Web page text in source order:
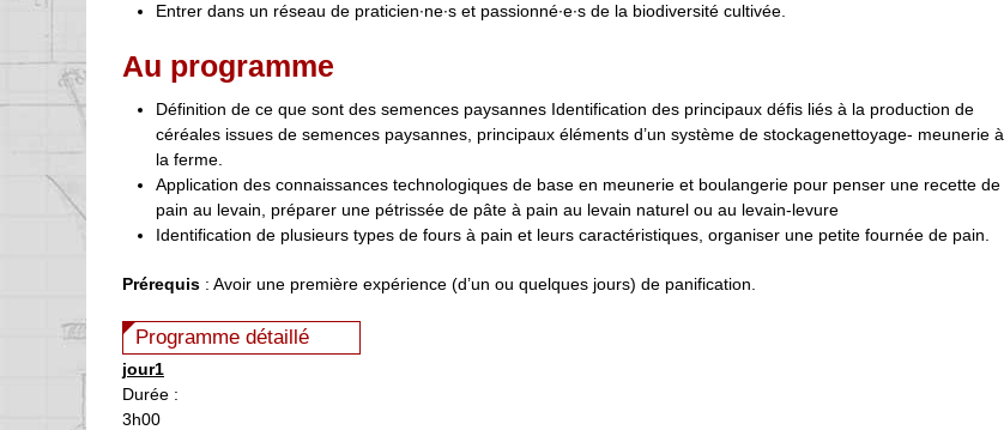
Entrer dans un réseau de praticien∙ne∙s et passionné∙e∙s de la biodiversité cultivée.
Au programme
Définition de ce que sont des semences paysannes Identification des principaux défis liés à la production de
céréales issues de semences paysannes, principaux éléments d’un système de stockagenettoyage- meunerie à
la ferme.
Application des connaissances technologiques de base en meunerie et boulangerie pour penser une recette de
pain au levain, préparer une pétrissée de pâte à pain au levain naturel ou au levain-levure
Identification de plusieurs types de fours à pain et leurs caractéristiques, organiser une petite fournée de pain.
Prérequis : Avoir une première expérience (d’un ou quelques jours) de panification.
Programme détaillé
jour1
Durée :
3h00